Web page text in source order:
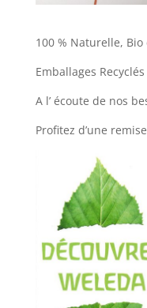
100 % Naturelle, Bio
Emballages
A l’ écoute de nos
Profitez d’une